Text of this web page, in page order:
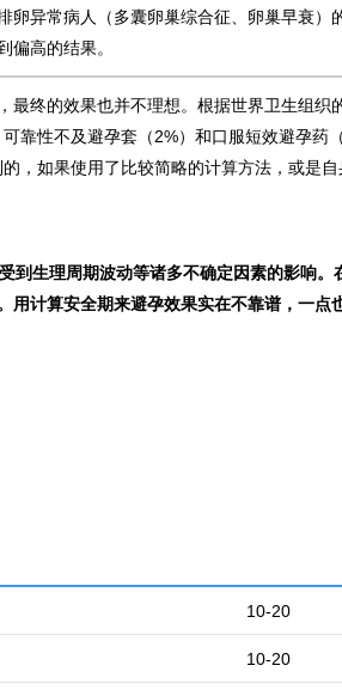
卵异常病人（多囊卵巢综合征、卵巢早衰）
偏高的结果。
最终的效果也并不理想。根据世界卫生组织
靠性不及避孕套（2%）和口服短效避孕药
，如果使用了比较简略的计算方法，或是
到生理周期波动等诸多不确定因素的影响。
用计算安全期来避孕效果实在不靠谱，一点
10-20
10-20